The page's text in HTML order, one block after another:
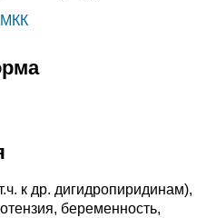
к др. дигидропиридинам),
беременность,